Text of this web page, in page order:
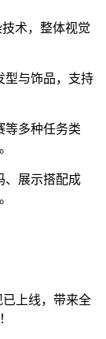
术，整体视觉
型与饰品，支持
等多种任务类
、展示搭配成
已上线，带来全